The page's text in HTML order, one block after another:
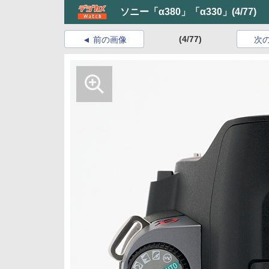
ソニー「α380」「α330」 (4/77)
前の画像 (4/77) 次